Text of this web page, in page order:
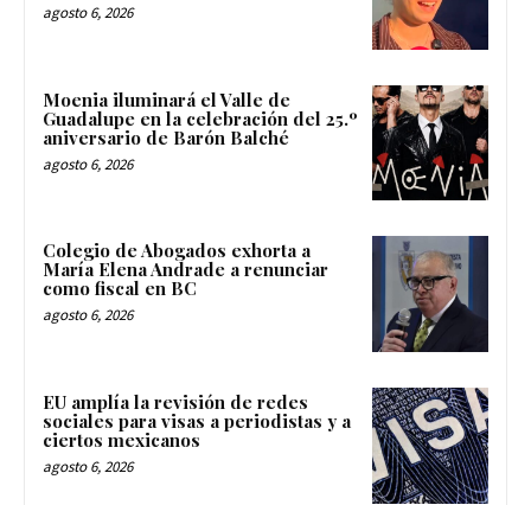
agosto 6, 2026
Moenia iluminará el Valle de
Guadalupe en la celebración del 25.º
aniversario de Barón Balché
agosto 6, 2026
Colegio de Abogados exhorta a
María Elena Andrade a renunciar
como fiscal en BC
agosto 6, 2026
EU amplía la revisión de redes
sociales para visas a periodistas y a
ciertos mexicanos
agosto 6, 2026